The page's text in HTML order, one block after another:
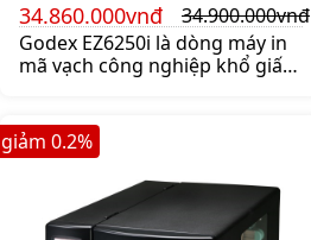
34.860.000vnđ
34.900.000vnđ
Godex EZ6250i là dòng máy in
mã vạch công nghiệp khổ giấy
nghiệp Godex EZ6250i chính
hãng lên ngay shoppos.vn
giảm 0.2%